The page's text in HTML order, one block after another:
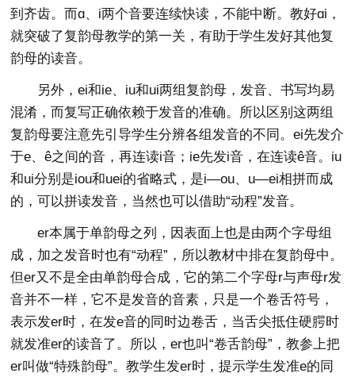
到齐齿。而ɑ、i两个音要连续快读，不能中断。教好ɑi，
就突破了复韵母教学的第一关，有助于学生发好其他复
韵母的读音。
另外，ei和ie、iu和ui两组复韵母，发音、书写均易
混淆，而复写正确依赖于发音的准确。所以区别这两组
复韵母要注意先引导学生分辨各组发音的不同。ei先发介
于e、ê之间的音，再连读i音；ie先发i音，在连读ê音。iu
和ui分别是iou和uei的省略式，是i—ou、u—ei相拼而成
的，可以拼读发音，当然也可以借助“动程”发音。
er本属于单韵母之列，因表面上也是由两个字母组
成，加之发音时也有“动程”，所以教材中排在复韵母中。
但er又不是全由单韵母合成，它的第二个字母r与声母r发
音并不一样，它不是发音的音素，只是一个卷舌符号，
表示发er时，在发e音的同时边卷舌，当舌尖抵住硬腭时
就发准er的读音了。所以，er也叫“卷舌韵母”，教参上把
er叫做“特殊韵母”。教学生发er时，提示学生发准e的同